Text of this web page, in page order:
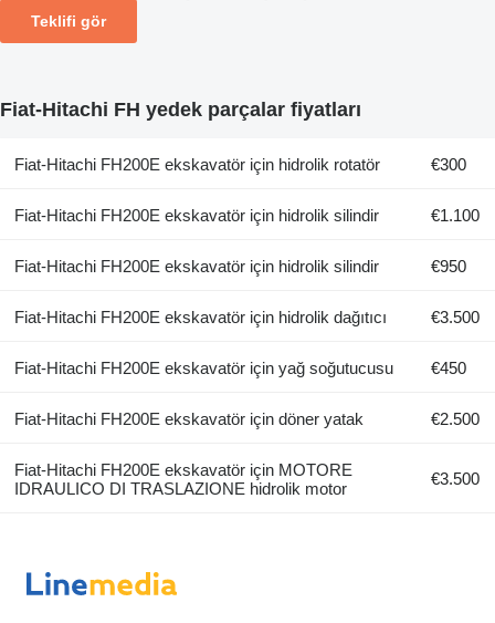
Teklifi gör
Fiat-Hitachi FH yedek parçalar fiyatları
Fiat-Hitachi FH200E ekskavatör için hidrolik rotatör €300
Fiat-Hitachi FH200E ekskavatör için hidrolik silindir €1.100
Fiat-Hitachi FH200E ekskavatör için hidrolik silindir €950
Fiat-Hitachi FH200E ekskavatör için hidrolik dağıtıcı €3.500
Fiat-Hitachi FH200E ekskavatör için yağ soğutucusu €450
Fiat-Hitachi FH200E ekskavatör için döner yatak €2.500
Fiat-Hitachi FH200E ekskavatör için MOTORE
IDRAULICO DI TRASLAZIONE hidrolik motor
€3.500